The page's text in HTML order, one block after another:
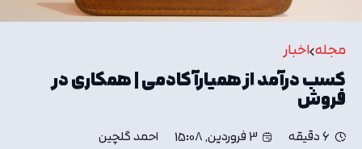
مجله اخبار
کسب درآمد از همیارآکادمی | همکاری در
فروش
6 دقیقه 3 فروردین, 15:08 احمد گلچین